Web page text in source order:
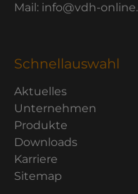
Mail: info@vdh-
Schnellauswahl
Aktuelles
Unternehmen
Produkte
Downloads
Karriere
Sitemap